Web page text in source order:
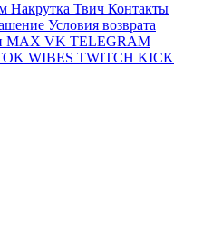
Накрутка Твич Контакты
Условия возврата
MAX VK TELEGRAM
WIBES TWITCH KICK